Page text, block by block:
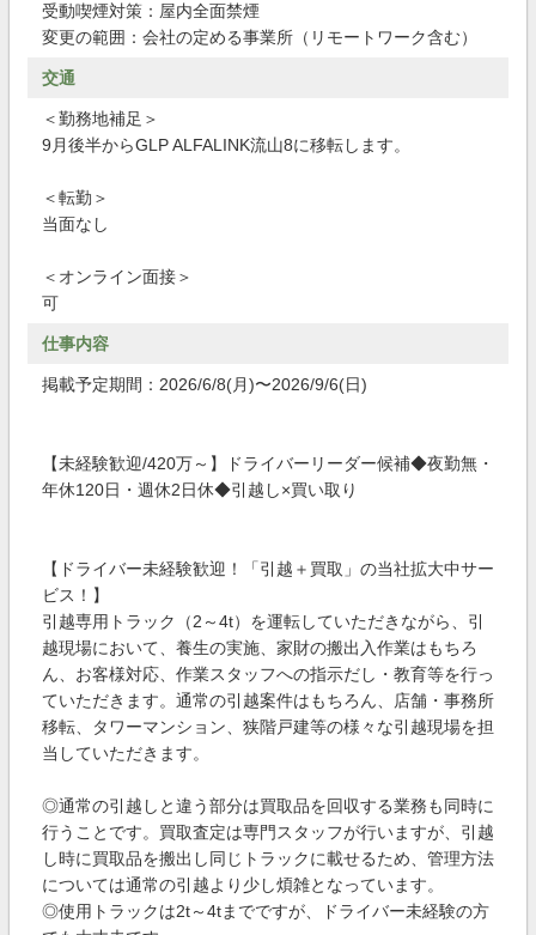
受動喫煙対策：屋内全面禁煙
変更の範囲：会社の定める事業所（リモートワーク含む）
交通
＜勤務地補足＞
9月後半からGLP ALFALINK流山8に移転します。
＜転勤＞
当面なし
＜オンライン面接＞
可
仕事内容
掲載予定期間：2026/6/8(月)〜2026/9/6(日)
【未経験歓迎/420万～】ドライバーリーダー候補◆夜勤無・
年休120日・週休2日休◆引越し×買い取り
【ドライバー未経験歓迎！「引越＋買取」の当社拡大中サー
ビス！】
引越専用トラック（2～4t）を運転していただきながら、引
越現場において、養生の実施、家財の搬出入作業はもちろ
ん、お客様対応、作業スタッフへの指示だし・教育等を行っ
ていただきます。通常の引越案件はもちろん、店舗・事務所
移転、タワーマンション、狭階戸建等の様々な引越現場を担
当していただきます。
◎通常の引越しと違う部分は買取品を回収する業務も同時に
行うことです。買取査定は専門スタッフが行いますが、引越
し時に買取品を搬出し同じトラックに載せるため、管理方法
については通常の引越より少し煩雑となっています。
◎使用トラックは2t～4tまでですが、ドライバー未経験の方